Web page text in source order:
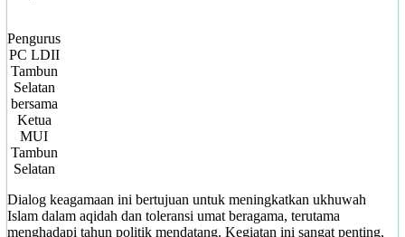
Pengurus
PC LDII
Tambun
Selatan
bersama
Ketua
MUI
Tambun
Selatan
Dialog keagamaan ini bertujuan untuk meningkatkan ukhuwah
Islam dalam aqidah dan toleransi umat beragama, terutama
menghadapi tahun politik mendatang. Kegiatan ini sangat penting,